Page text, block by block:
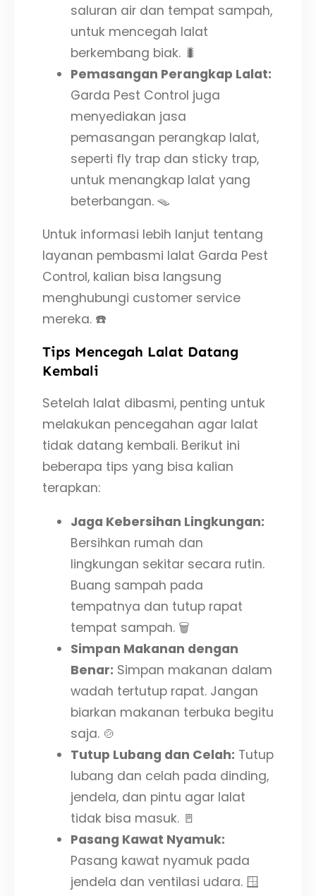
saluran air dan tempat sampah,
untuk mencegah lalat
berkembang biak. 🐛
Pemasangan Perangkap Lalat:
Garda Pest Control juga
menyediakan jasa
pemasangan perangkap lalat,
seperti fly trap dan sticky trap,
untuk menangkap lalat yang
beterbangan. 🪤
Untuk informasi lebih lanjut tentang
layanan pembasmi lalat Garda Pest
Control, kalian bisa langsung
menghubungi customer service
mereka. ☎️
Tips Mencegah Lalat Datang
Kembali
Setelah lalat dibasmi, penting untuk
melakukan pencegahan agar lalat
tidak datang kembali. Berikut ini
beberapa tips yang bisa kalian
terapkan:
Jaga Kebersihan Lingkungan:
Bersihkan rumah dan
lingkungan sekitar secara rutin.
Buang sampah pada
tempatnya dan tutup rapat
tempat sampah. 🗑️
Simpan Makanan dengan
Benar: Simpan makanan dalam
wadah tertutup rapat. Jangan
biarkan makanan terbuka begitu
saja. 🍲
Tutup Lubang dan Celah: Tutup
lubang dan celah pada dinding,
jendela, dan pintu agar lalat
tidak bisa masuk. 🚪
Pasang Kawat Nyamuk:
Pasang kawat nyamuk pada
jendela dan ventilasi udara. 🪟